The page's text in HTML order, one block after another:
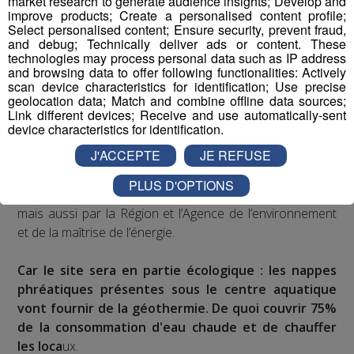
Architecture, responsable du projet.
Coût total de ce nouveau centre aquatique de
Sallanches : 14 millions d’euros.
Une somme assumée en grande partie par la mairie,
mais aussi par la Région et l’Agence de l’environnement
et de la maîtrise de l’énergie.
Car le site sera en partie écologique : les nappes
phréatiques présentes sous le centre aquatique
vont fournir de la géothermie. De quoi couvrir 75%
de la consommation d'eau chaude et de chauffer
les locaux.
improve products; Create a personalised content profile;
Select personalised content; Ensure security, prevent fraud,
and debug; Technically deliver ads or content. These
technologies may process personal data such as IP address
and browsing data to offer following functionalities: Actively
scan device characteristics for identification; Use precise
geolocation data; Match and combine offline data sources;
Link different devices; Receive and use automatically-sent
device characteristics for identification.
J'ACCEPTE
JE REFUSE
PLUS D'OPTIONS